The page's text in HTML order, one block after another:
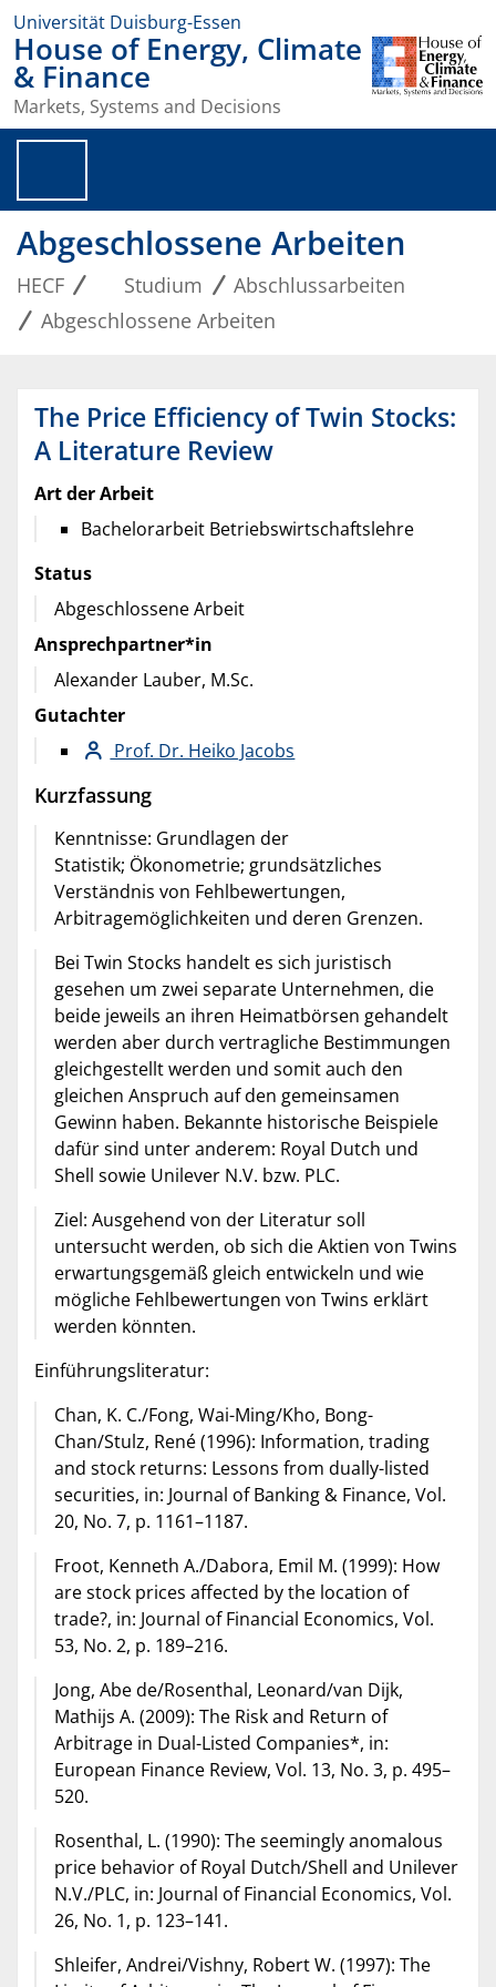
Universität Duisburg-Essen
House of Energy, Climate
& Finance
Markets, Systems and Decisions
Abgeschlossene Arbeiten
HECF Studium
Abschlussarbeiten
Abgeschlossene Arbeiten
The Price Efficiency of Twin Stocks:
A Literature Review
Art der Arbeit
Bachelorarbeit Betriebswirtschaftslehre
Status
Abgeschlossene Arbeit
Ansprechpartner*in
Alexander Lauber, M.Sc.
Gutachter
Prof. Dr. Heiko Jacobs
Kurzfassung
Kenntnisse: Grundlagen der
Statistik; Ökonometrie; grundsätzliches
Verständnis von Fehlbewertungen,
Arbitragemöglichkeiten und deren Grenzen.
Bei Twin Stocks handelt es sich juristisch
gesehen um zwei separate Unternehmen, die
beide jeweils an ihren Heimatbörsen gehandelt
werden aber durch vertragliche Bestimmungen
gleichgestellt werden und somit auch den
gleichen Anspruch auf den gemeinsamen
Gewinn haben. Bekannte historische Beispiele
dafür sind unter anderem: Royal Dutch und
Shell sowie Unilever N.V. bzw. PLC.
Ziel: Ausgehend von der Literatur soll
untersucht werden, ob sich die Aktien von Twins
erwartungsgemäß gleich entwickeln und wie
mögliche Fehlbewertungen von Twins erklärt
werden könnten.
Einführungsliteratur:
Chan, K. C./Fong, Wai-Ming/Kho, Bong-
Chan/Stulz, René (1996): Information, trading
and stock returns: Lessons from dually-listed
securities, in: Journal of Banking & Finance, Vol.
20, No. 7, p. 1161–1187.
Froot, Kenneth A./Dabora, Emil M. (1999): How
are stock prices affected by the location of
trade?, in: Journal of Financial Economics, Vol.
53, No. 2, p. 189–216.
Jong, Abe de/Rosenthal, Leonard/van Dijk,
Mathijs A. (2009): The Risk and Return of
Arbitrage in Dual-Listed Companies*, in:
European Finance Review, Vol. 13, No. 3, p. 495–
520.
Rosenthal, L. (1990): The seemingly anomalous
price behavior of Royal Dutch/Shell and Unilever
N.V./PLC, in: Journal of Financial Economics, Vol.
26, No. 1, p. 123–141.
Shleifer, Andrei/Vishny, Robert W. (1997): The